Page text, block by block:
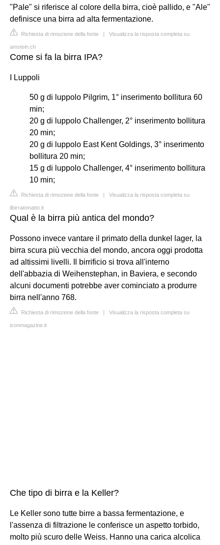
"Pale" si riferisce al colore della birra, cioè pallido, e "Ale"
definisce una birra ad alta fermentazione.
Richiesta di rimozione della fonte | Visualizza la risposta completa su
amstein.ch
Come si fa la birra IPA?
I Luppoli
50 g di luppolo Pilgrim, 1° inserimento bollitura 60
min;
20 g di luppolo Challenger, 2° inserimento bollitura
20 min;
20 g di luppolo East Kent Goldings, 3° inserimento
bollitura 20 min;
15 g di luppolo Challenger, 4° inserimento bollitura
10 min;
Richiesta di rimozione della fonte | Visualizza la risposta completa su
ilbirraiomatto.it
Qual è la birra più antica del mondo?
Possono invece vantare il primato della dunkel lager, la
birra scura più vecchia del mondo, ancora oggi prodotta
ad altissimi livelli. Il birrificio si trova all'interno
dell'abbazia di Weihenstephan, in Baviera, e secondo
alcuni documenti potrebbe aver cominciato a produrre
birra nell'anno 768.
Richiesta di rimozione della fonte | Visualizza la risposta completa su
iconmagazine.it
Che tipo di birra e la Keller?
Le Keller sono tutte birre a bassa fermentazione, e
l'assenza di filtrazione le conferisce un aspetto torbido,
molto più scuro delle Weiss. Hanno una carica alcolica